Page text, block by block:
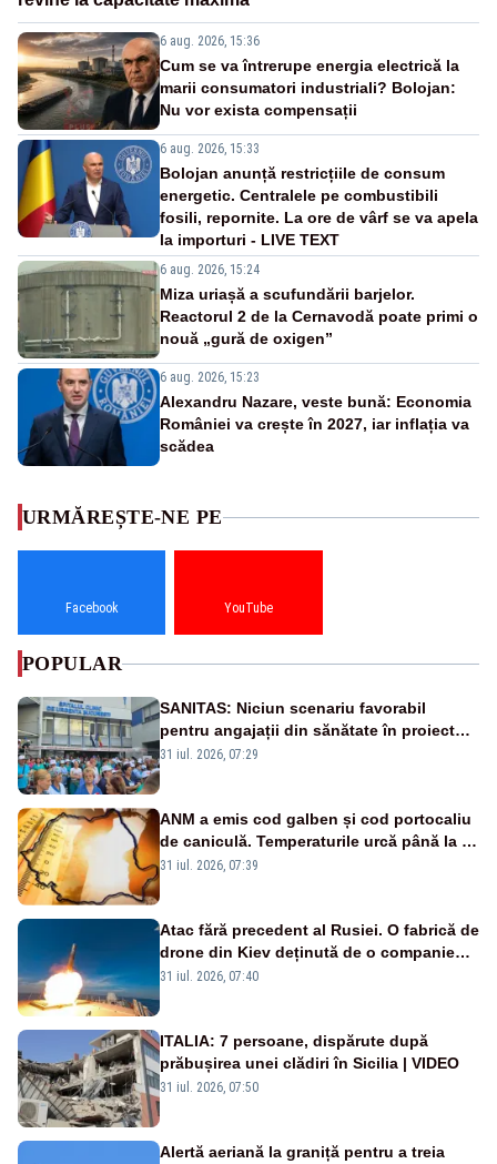
6 aug. 2026, 15:36
Cum se va întrerupe energia electrică la
marii consumatori industriali? Bolojan:
Nu vor exista compensații
6 aug. 2026, 15:33
Bolojan anunță restricțiile de consum
energetic. Centralele pe combustibili
fosili, repornite. La ore de vârf se va apela
la importuri - LIVE TEXT
6 aug. 2026, 15:24
Miza uriașă a scufundării barjelor.
Reactorul 2 de la Cernavodă poate primi o
nouă „gură de oxigen”
6 aug. 2026, 15:23
Alexandru Nazare, veste bună: Economia
României va crește în 2027, iar inflația va
scădea
URMĂREȘTE-NE PE
Facebook YouTube
POPULAR
SANITAS: Niciun scenariu favorabil
pentru angajații din sănătate în proiectul
Legii salarizării
31 iul. 2026, 07:29
ANM a emis cod galben și cod portocaliu
de caniculă. Temperaturile urcă până la 38
de grade, iar nopțile devin tropicale
31 iul. 2026, 07:39
Atac fără precedent al Rusiei. O fabrică de
drone din Kiev deținută de o companie
americană, distrusă de o rachetă
31 iul. 2026, 07:40
ITALIA: 7 persoane, dispărute după
prăbușirea unei clădiri în Sicilia | VIDEO
31 iul. 2026, 07:50
Alertă aeriană la graniță pentru a treia